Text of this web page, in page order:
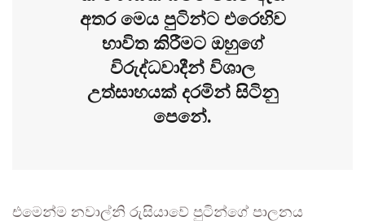
අතර මෙය පුටින්ට එරෙහිව
භාවිත කිරීමට ඔහුගේ
විරුද්ධවාදීන් විශාල
උත්සාහයක් දරමින් සිටිනු
පෙනේ.
එමෙන්ම නවාල්නි රුසියාවේ පුටින්ගේ පාලනය